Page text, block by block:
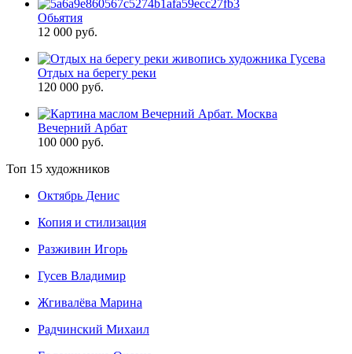
Обьятия
12 000 руб.
Отдых на берегу реки
120 000 руб.
Вечерний Арбат
100 000 руб.
Топ 15 художников
Октябрь Денис
Копия и стилизация
Разживин Игорь
Гусев Владимир
Жгивалёва Марина
Радчинский Михаил